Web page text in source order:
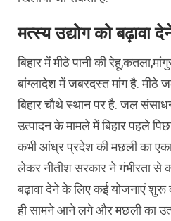
मत्स्य उद्योग को बढ़ावा
बिहार में मीठे पानी की
बांग्लादेश में जबरदस्त मांग है. मीठे
बिहार चौथे स्थान पर है. जल
उत्पादन के मामले में बिहार पहले
कभी आंध्र प्रदेश की मछली का
लेकर नीतीश सरकार ने गंभीरता से
बढ़ावा देने के लिए कई योजनाएं
ही सामने आने लगे और मछली का